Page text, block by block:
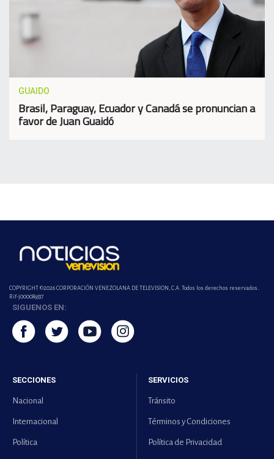
GUAIDO
Brasil, Paraguay, Ecuador y Canadá se pronuncian a
favor de Juan Guaidó
COPYRIGHT ©2026 CORPORACIÓN VENEZOLANA DE TELEVISION, C.A. Todos los derechos reservados.
Rif-j000089337
SIGUENOS EN:
SECCIONES
Nacional
Internacional
Política
SERVICIOS
Tránsito
Términos y Condiciones
Política de Privacidad